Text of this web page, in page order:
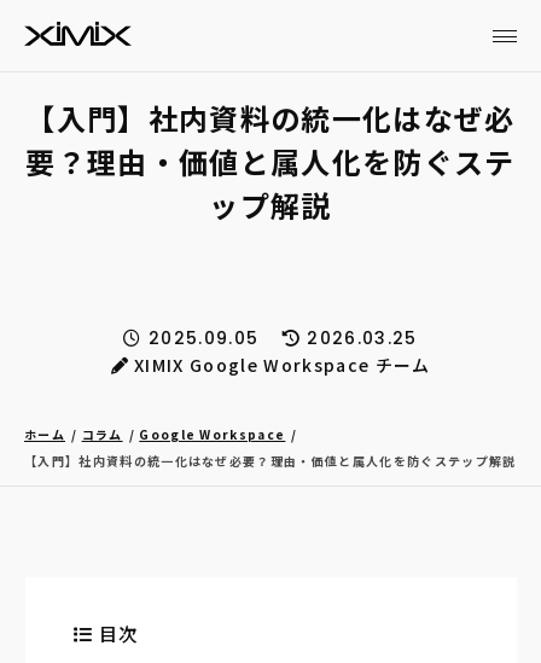
【入門】社内資料の統一化はなぜ必
要？理由・価値と属人化を防ぐステ
ップ解説
2025.09.05
2026.03.25
XIMIX Google Workspace チーム
ホーム コラム
Google Workspace
【入門】社内資料の統一化はなぜ必要？理由・価値と属人化を防ぐステップ解説
目次